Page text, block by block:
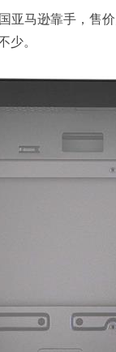
亚马逊靠手，售
少。